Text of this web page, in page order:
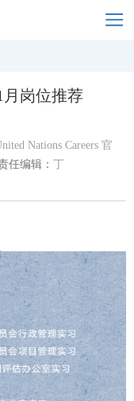
月岗位推荐
Nations Careers 官
任编辑： 丁